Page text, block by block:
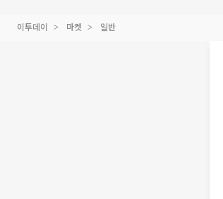
이투데이 마켓 일반